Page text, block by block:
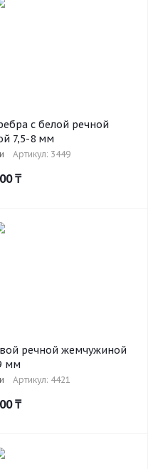
с белой речной
7,5-8 мм
Артикул: 3449
₸
речной жемчужиной
мм
Артикул: 4421
₸